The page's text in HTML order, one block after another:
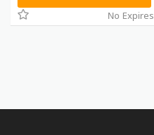
No Expires